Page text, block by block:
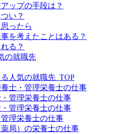
ップの手段は？
い？
ったら
を考えたことはある？
る？
の就職先
人気の就職先_TOP
士・管理栄養士の仕事
管理栄養士の仕事
管理栄養士の仕事
理栄養士の仕事
局）の栄養士の仕事